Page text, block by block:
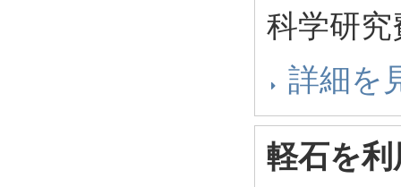
科学研
詳細を
軽石を